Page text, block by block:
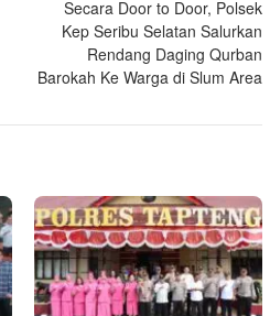
Secara Door to Door, Polsek
Kep Seribu Selatan Salurkan
Rendang Daging Qurban
Barokah Ke Warga di Slum Area